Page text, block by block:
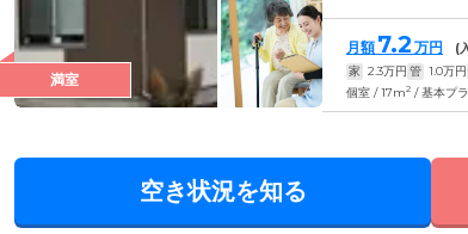
満室
月額 7.2 万円 (
家 2.3万円 管 1.0万円
個室 / 17m2 / 基本プ
空き状況を知る